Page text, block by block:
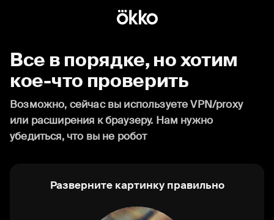
Все в порядке, но хотим
кое-что проверить
Возможно, сейчас вы используете VPN/proxy
или расширения к браузеру. Нам нужно
убедиться, что вы не робот
Разверните картинку правильно